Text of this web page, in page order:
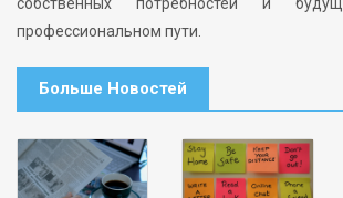
профессиональном пути.
Больше Новостей